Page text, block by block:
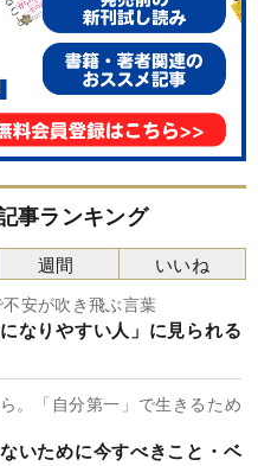
事ランキング
安が吹き飛ぶ言葉
なりやすい人」に見られる
。「自分第一」で生きるため
いために今すべきこと・ベ
週間 いいね